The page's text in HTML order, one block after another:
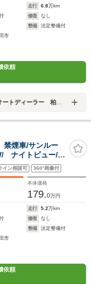
走行 6.8万km
修復
なし
整備
法定整備付
市
依頼
柏インター店 中古車専門店
煙車/サンルー
ナイトビュー/ド
/レーダークルー
アシート/シート
イン相談可 360°画像付
本体価格
179.0万円
走行 5.2万km
修復
なし
整備
法定整備付
市
依頼